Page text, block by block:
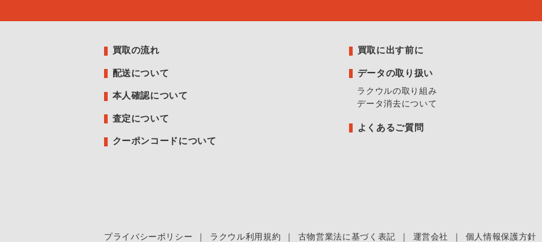
買取の流れ
配送について
本人確認について
査定について
クーポンコードについて
買取に出す前に
データの取り扱い
ラクウルの取り組み
データ消去について
よくあるご質問
プライバシーポリシー ｜ ラクウル利用規約 ｜ 古物営業法に基づく表記 ｜ 運営会社 ｜ 個人情報保護方針